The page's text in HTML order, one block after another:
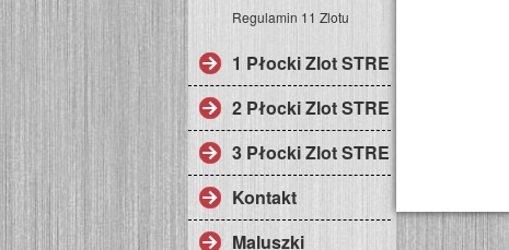
Regulamin 11 Zlotu
1 Płocki Zlot STREFA KLASYKÓW
2 Płocki Zlot STREFA KLASYKÓW
3 Płocki Zlot STREFA KLASYKÓW
Kontakt
Maluszki